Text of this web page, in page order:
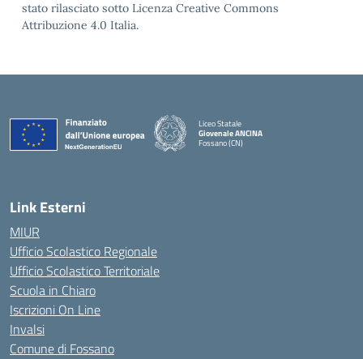
stato rilasciato sotto Licenza Creative Commons
Attribuzione 4.0 Italia.
Liceo Statale
Giovenale ANCINA
Fossano (CN)
Link Esterni
MIUR
Ufficio Scolastico Regionale
Ufficio Scolastico Territoriale
Scuola in Chiaro
Iscrizioni On Line
Invalsi
Comune di Fossano